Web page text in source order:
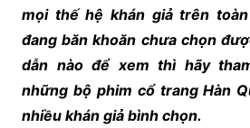
mọi thế hệ khán giả trên
đang băn khoăn chưa chọn
dẫn nào để xem thì hãy
những bộ phim cổ trang Hàn
nhiều khán giả bình chọn.